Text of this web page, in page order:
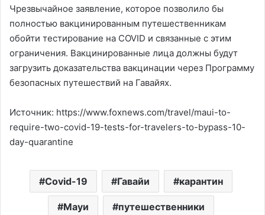
Чрезвычайное заявление, которое позволило бы
полностью вакцинированным путешественникам
обойти тестирование на COVID и связанные с этим
ограничения. Вакцинированные лица должны будут
загрузить доказательства вакцинации через Программу
безопасных путешествий на Гавайях.
Источник: https://www.foxnews.com/travel/maui-to-
require-two-covid-19-tests-for-travelers-to-bypass-10-
day-quarantine
Covid-19 Гавайи карантин
Мауи путешественники